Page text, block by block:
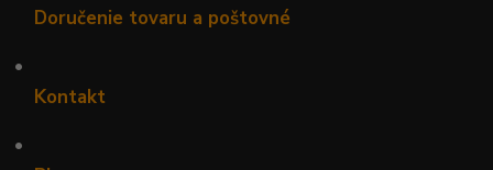
Doručenie tovaru a poštovné
•
Kontakt
•